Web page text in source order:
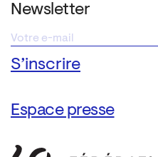
Newsletter
Espace presse